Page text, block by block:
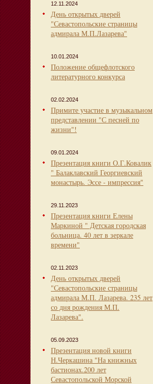
12.11.2024
День открытых дверей
"Севастопольские страницы
адмирала М.П.Лазарева"
10.01.2024
Положение общефлотского
литературного конкурса
02.02.2024
Примите участие в музыкальном
представлении "С песней по
жизни"!
09.01.2024
Презентация книги О.Г.Ковалик
" Балаклавский Георгиевский
монастырь. Эссе - импрессия"
29.11.2023
Презентация книги Елены
Маркиной " Детская городская
больница. 40 лет в зеркале
времени"
02.11.2023
День открытых дверей
"Севастопольские страницы
адмирала М.П. Лазарева. 235 лет
со дня рождения М.П.
Лазарева".
05.09.2023
Презентация новой книги
Н.Черкашина "На книжных
бастионах.200 лет
Севастопольской Морской